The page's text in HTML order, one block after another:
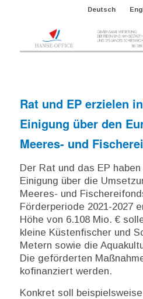
Deutsch
Rat und EP erzielen
Einigung über den
Meeres- und
Der Rat und das EP
Einigung über die
Meeres- und
Förderperiode 2021-2027
Höhe von 6.108 Mio. €
kleine Küstenfischer und
Metern sowie die
Die geförderten
kofinanziert werden.
Konkret soll